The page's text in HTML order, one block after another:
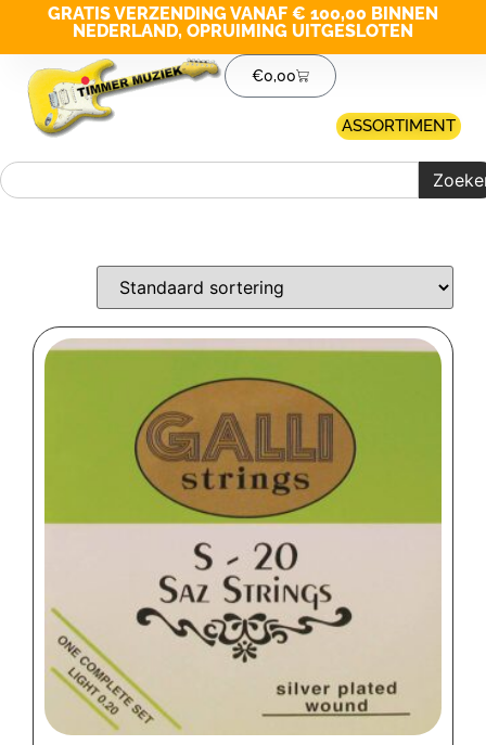
GRATIS VERZENDING VANAF € 100,00 BINNEN
NEDERLAND, OPRUIMING UITGESLOTEN
€0,00
ASSORTIMENT
Merk filter